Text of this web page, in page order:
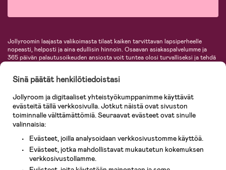
Jollyroomin laajasta valikoimasta tilaat kaiken tarvittavan lapsiperheelle
nopeasti, helposti ja aina edullisin hinnoin. Osaavan asiakaspalvelumme ja
365 päivän palautusoikeuden ansiosta voit tuntea olosi turvalliseksi ja tehdä
lastentarvikkeita sekä paljon muuta. Meiltä löydät lukuisia tunnettuja
KidKraft, Ergobaby, Philips Avent, Neonate, Cybex, LEGO ja monia muita!
Tervetuloa shoppailemaan Pohjoismaiden suurimpaan lastentarvikkeiden
verkkokauppaan!
Sinä päätät henkilötiedoistasi
Jollyroom ja digitaaliset yhteistyökumppanimme käyttävät
evästeitä tällä verkkosivulla. Jotkut näistä ovat sivuston
toiminnalle välttämättömiä. Seuraavat evästeet ovat sinulle
valinnaisia:
Evästeet, joilla analysoidaan verkkosivustomme käyttöä.
Evästeet, jotka mahdollistavat mukautetun kokemuksen
verkkosivustollamme.